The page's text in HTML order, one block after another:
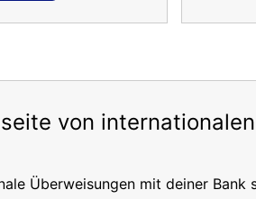
von
Überweisungen mit deiner Bank